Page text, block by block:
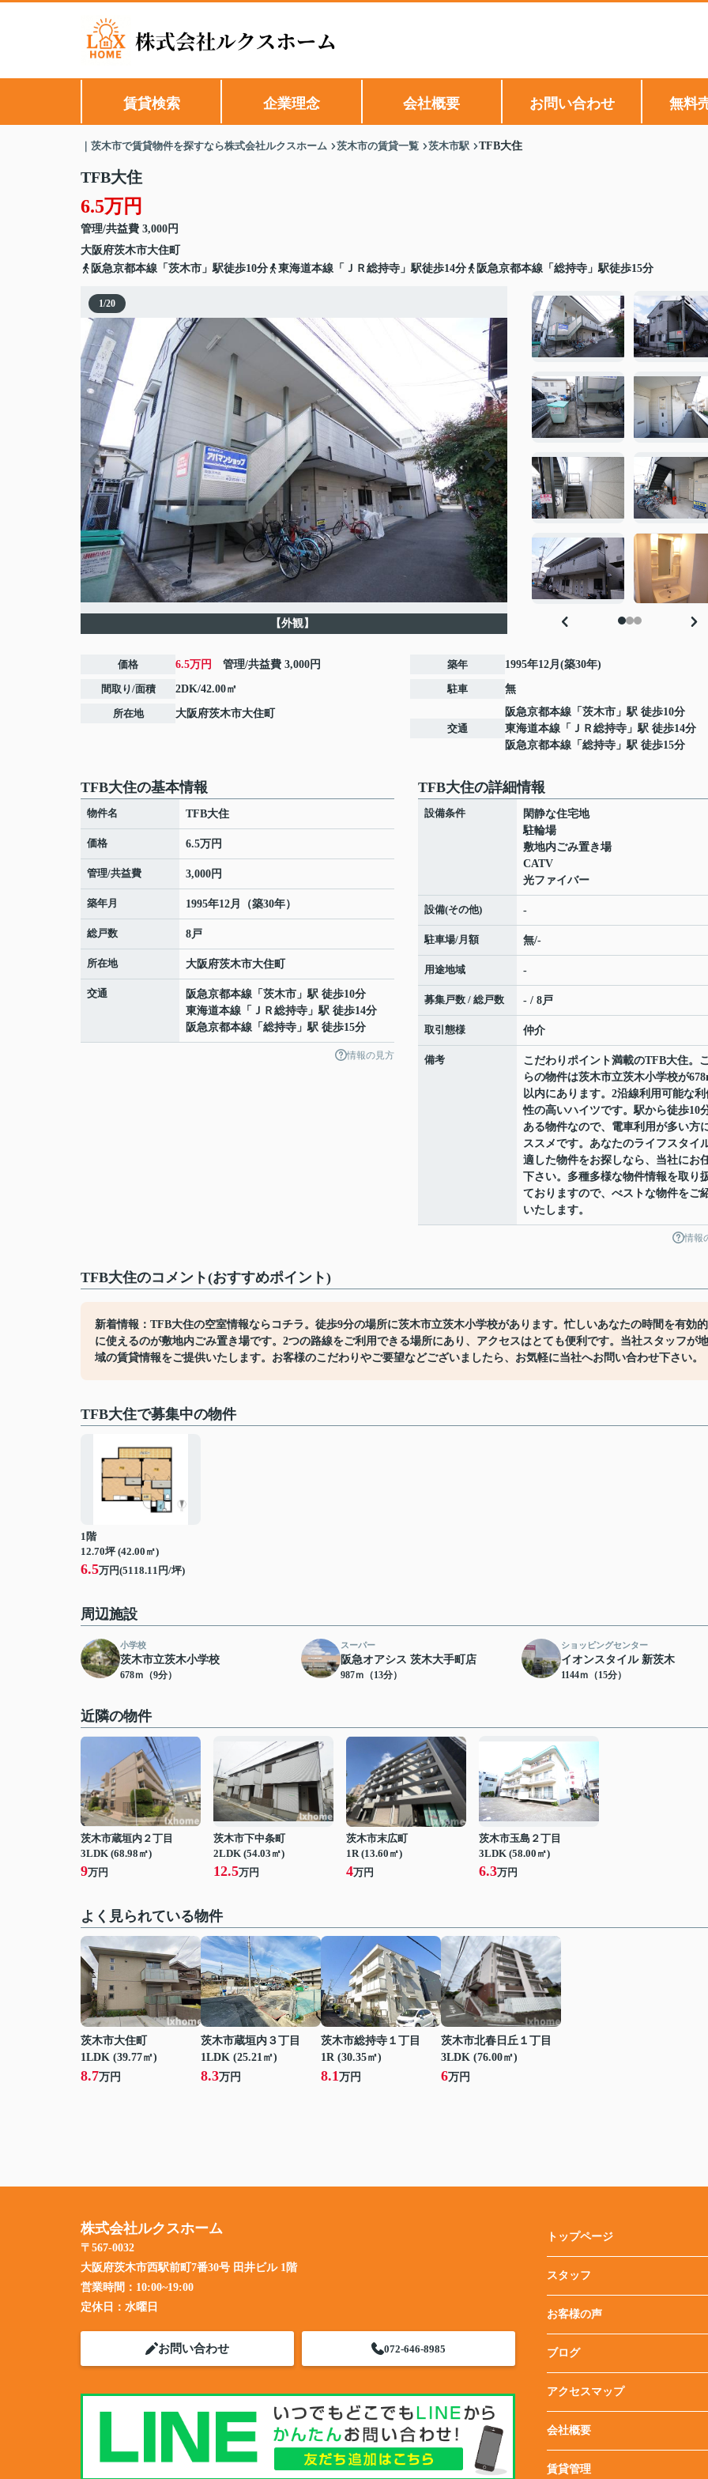
賃貸検索 企業理念 会社概要 お問い合わせ 無料
｜茨木市で賃貸物件を探すなら株式会社ルクスホーム 茨木市の賃貸一覧 茨木市駅 TFB大住
TFB大住
6.5万円
管理/共益費 3,000円
大阪府茨木市大住町
阪急京都本線「茨木市」駅徒歩10分
東海道本線「ＪＲ総持寺」駅徒歩14分 阪急京都本線「総持寺」駅徒歩15分
1/20
【外観】
価格 6.5万円 管理/共益費 3,000円
間取り/面積 2DK/42.00㎡
所在地 大阪府茨木市大住町
築年 1995年12月(築30年)
駐車 無
交通
阪急京都本線 「 茨木市 」駅 徒歩10分
東海道本線 「 ＪＲ総持寺 」駅 徒歩14分
阪急京都本線 「 総持寺 」駅 徒歩15分
TFB大住の基本情報
物件名 TFB大住
価格 6.5万円
管理/共益費 3,000円
築年月 1995年12月（築30年）
総戸数 8戸
所在地 大阪府茨木市大住町
交通 阪急京都本線 「 茨木市 」駅 徒歩10分
東海道本線 「 ＪＲ総持寺 」駅 徒歩14分
阪急京都本線 「 総持寺 」駅 徒歩15分
情報の見方
TFB大住の詳細情報
設備条件
閑静な住宅地
駐輪場
敷地内ごみ置き場
CATV
光ファイバー
設備(その他) -
駐車場/月額 無/-
用途地域 -
募集戸数 / 総戸数 - / 8戸
取引態様 仲介
備考
こだわりポイント満載のTFB大住。
らの物件は茨木市立茨木小学校が
以内にあります。2沿線利用可能な利
性の高いハイツです。駅から徒歩10
ある物件なので、電車利用が多い方
ススメです。あなたのライフスタイ
適した物件をお探しなら、当社にお
下さい。多種多様な物件情報を取り
ておりますので、べストな物件をご
いたします。
情報
TFB大住のコメント(おすすめポイント)
新着情報：TFB大住の空室情報ならコチラ。徒歩9分の場所に茨木市立茨木小学校があります。忙しいあなたの時間を有効的
に使えるのが敷地内ごみ置き場です。2つの路線をご利用できる場所にあり、アクセスはとても便利です。当社スタッフが地
域の賃貸情報をご提供いたします。お客様のこだわりやご要望などございましたら、お気軽に当社へお問い合わせ下さい。
TFB大住で募集中の物件
1階
12.70坪 (42.00㎡)
6.5万円(5118.11円/坪)
周辺施設
小学校
茨木市立茨木小学校
678ｍ（9分）
スーパー
阪急オアシス 茨木大手町店
987ｍ（13分）
ショッピングセンター
イオンスタイル 新茨木
1144ｍ（15分）
近隣の物件
茨木市蔵垣内２丁目
3LDK (68.98㎡)
9万円
茨木市下中条町
2LDK (54.03㎡)
12.5万円
茨木市末広町
1R (13.60㎡)
4万円
茨木市玉島２丁目
3LDK (58.00㎡)
6.3万円
よく見られている物件
茨木市大住町
1LDK (39.77㎡)
8.7万円
茨木市蔵垣内３丁目
1LDK (25.21㎡)
8.3万円
茨木市総持寺１丁目
1R (30.35㎡)
8.1万円
茨木市北春日丘１丁目
3LDK (76.00㎡)
6万円
株式会社ルクスホーム
〒567-0032
大阪府茨木市西駅前町7番30号 田井ビル 1階
営業時間： 10:00~19:00
定休日： 水曜日
お問い合わせ 072-646-8985
トップページ
スタッフ
お客様の声
ブログ
アクセスマップ
会社概要
賃貸管理